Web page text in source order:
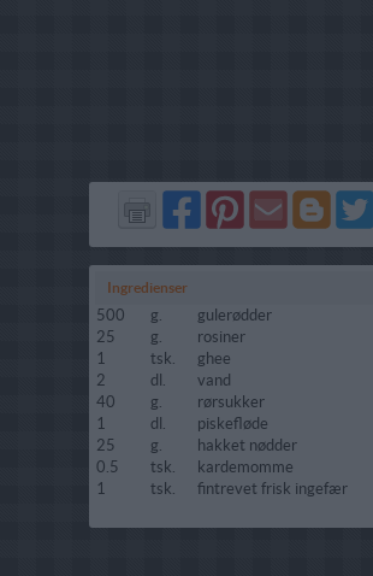
Del
på
Facebook
Del
på
Pinterest
Send
via
GMail
Del
på
Blogger
Del
på
Twitter
Ingredienser
500 g.
gulerødder
25
g.
rosiner
1
tsk.
ghee
2
dl.
vand
40
g.
rørsukker
1
dl.
piskefløde
25
g.
hakket nødder
0.5
tsk.
kardemomme
1
tsk. fintrevet frisk ingefær